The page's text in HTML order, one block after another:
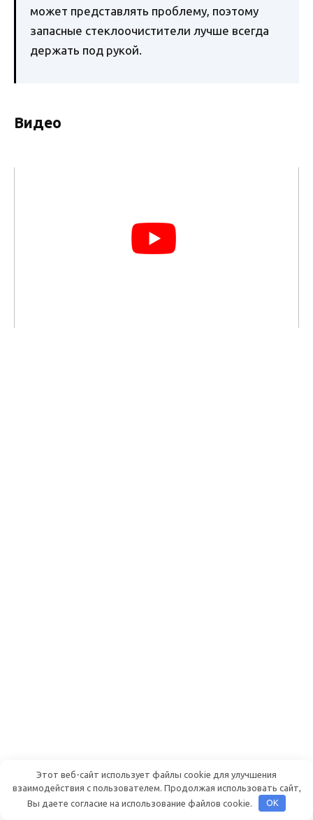
может представлять проблему, поэтому
запасные стеклоочистители лучше всегда
держать под рукой.
Видео
Этот веб-сайт использует файлы cookie для улучшения
взаимодействия с пользователем. Продолжая использовать сайт,
Вы даете согласие на использование файлов cookie.
OK